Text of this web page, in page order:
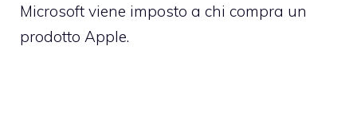
Microsoft viene imposto a chi compra un
prodotto Apple.